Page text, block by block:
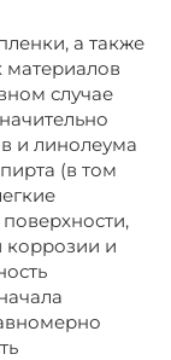
а также
материалов
случае
и линолеума
(в том
коррозии и